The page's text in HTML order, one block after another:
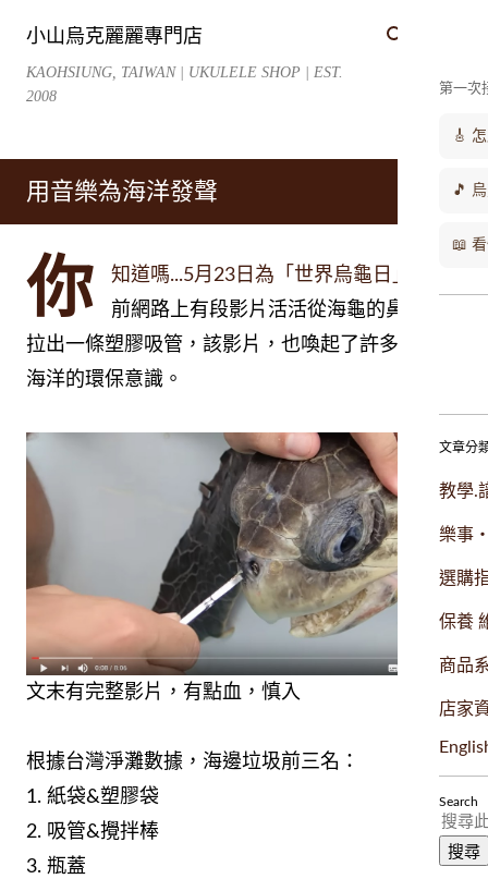
跳到主要內容
小山烏克麗麗專門店
KAOHSIUNG, TAIWAN | UKULELE SHOP | EST.
2008
用音樂為海洋發聲
你
知道嗎...5月23日為「世界烏龜日」，之
前網路上有段影片活活從海龜的鼻子裡
拉出一條塑膠吸管，該影片，也喚起了許多人愛護
海洋的環保意識。
文末有完整影片，有點血，慎入
根據台灣淨灘數據，海邊垃圾前三名：
1. 紙袋&塑膠袋
2. 吸管&攪拌棒
3. 瓶蓋
第一次
🎸
🎵
📖
文章分
教學.
樂事
選購
保養
商品
店家
Search